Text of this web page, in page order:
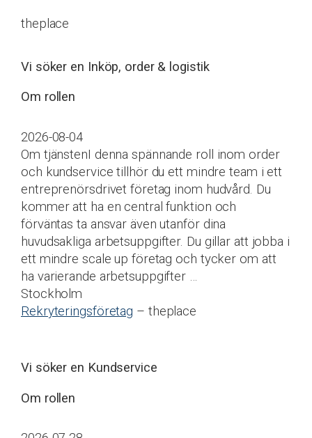
theplace
Vi söker en Inköp, order & logistik
Om rollen
2026-08-04
Om tjänstenI denna spännande roll inom order
och kundservice tillhör du ett mindre team i ett
entreprenörsdrivet företag inom hudvård. Du
kommer att ha en central funktion och
förväntas ta ansvar även utanför dina
huvudsakliga arbetsuppgifter. Du gillar att jobba i
ett mindre scale up företag och tycker om att
ha varierande arbetsuppgifter …
Stockholm
Rekryteringsföretag – theplace
Vi söker en Kundservice
Om rollen